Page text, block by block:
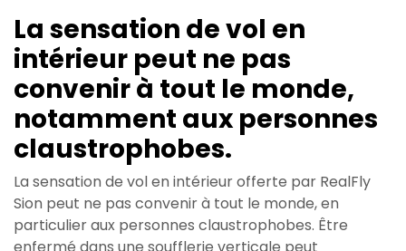
La sensation de vol en
intérieur peut ne pas
convenir à tout le monde,
notamment aux personnes
claustrophobes.
La sensation de vol en intérieur offerte par RealFly
Sion peut ne pas convenir à tout le monde, en
particulier aux personnes claustrophobes. Être